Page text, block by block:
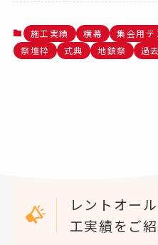
施工実績 横幕 集会用テ
祭壇枠
式典 地鎮祭 過
レントオー
工実績をご紹